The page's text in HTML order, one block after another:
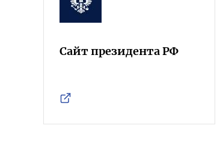
Сайт президента РФ